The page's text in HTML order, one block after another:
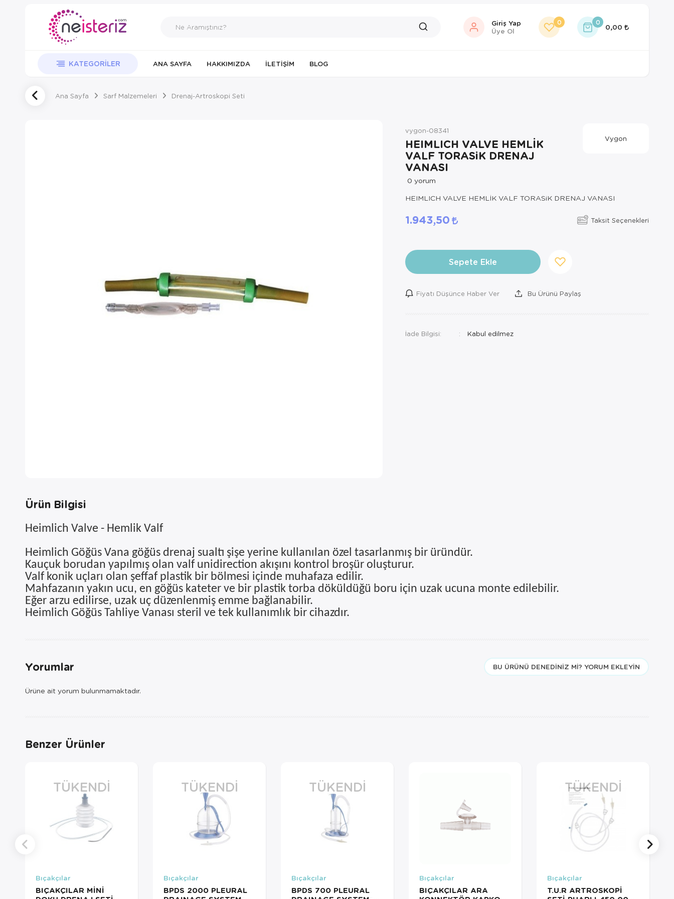
Giriş Yap
Üye Ol
0 0
0,00
KATEGORILER ANA SAYFA HAKKIMIZDA İLETIŞIM BLOG
Ana Sayfa Sarf Malzemeleri Drenaj-Artroskopi Seti
vygon-08341
HEIMLICH VALVE HEMLİK
VALF TORASiK DRENAJ
VANASI
0 yorum
Vygon
HEIMLICH VALVE HEMLİK VALF TORASiK DRENAJ VANASI
1.943,50 Taksit Seçenekleri
Sepete Ekle
Fiyatı Düşünce Haber Ver Bu Ürünü Paylaş
İade Bilgisi:
Ürün Bilgisi
Heimlich Valve - Hemlik Valf
Heimlich Göğüs Vana göğüs drenaj sualtı şişe yerine kullanılan özel tasarlanmış bir üründür.
Kauçuk borudan yapılmış olan valf unidirection akışını kontrol broşür oluşturur.
Valf konik uçları olan şeffaf plastik bir bölmesi içinde muhafaza edilir.
Mahfazanın yakın ucu, en göğüs kateter ve bir plastik torba döküldüğü boru için uzak ucuna monte edilebilir.
Eğer arzu edilirse, uzak uç düzenlenmiş emme bağlanabilir.
Heimlich Göğüs Tahliye Vanası steril ve tek kullanımlık bir cihazdır.
Yorumlar BU ÜRÜNÜ DENEDINIZ MI? YORUM EKLEYIN
Ürüne ait yorum bulunmamaktadır.
Benzer Ürünler
TÜKENDI
Bıçakçılar
BIÇAKÇILAR MİNİ
TÜKENDI
Bıçakçılar
BPDS 2000 PLEURAL
TÜKENDI
Bıçakçılar
BPDS 700 PLEURAL
Bıçakçılar
BIÇAKÇILAR ARA
TÜKENDI
Bıçakçılar
T.U.R ARTROSKOPİ